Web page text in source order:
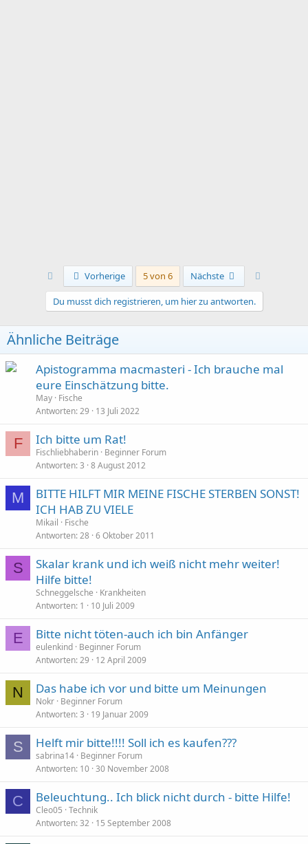
Erste Vorherige 5 von 6 Nächste
Du musst dich registrieren, um hier zu antworten.
Ähnliche Beiträge
Apistogramma macmasteri - Ich brauche mal
eure Einschätzung bitte.
May Fische
Antworten 29 13 Juli 2022
F Ich bitte um Rat!
Fischliebhaberin Beginner Forum
Antworten 3 8 August 2012
M
BITTE HILFT MIR MEINE FISCHE STERBEN SONST!
ICH HAB ZU VIELE
Mikail
Fische
Antworten 28 6 Oktober 2011
S
Skalar krank und ich weiß nicht mehr weiter!
Hilfe bitte!
Schneggelsche
Krankheiten
Antworten 1 10 Juli 2009
E Bitte nicht töten-auch ich bin Anfänger
eulenkind Beginner Forum
Antworten 29 12 April 2009
N Das habe ich vor und bitte um Meinungen
Nokr Beginner Forum
Antworten 3 19 Januar 2009
S Helft mir bitte!!!! Soll ich es kaufen???
sabrina14 Beginner Forum
Antworten 10 30 November 2008
C Beleuchtung.. Ich blick nicht durch - bitte Hilfe!
Cleo05 Technik
Antworten 32 15 September 2008